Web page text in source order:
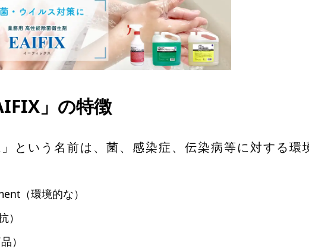
」の特徴
」という名前は、菌、感染症、伝染病等に対する
（環境的な）
）
）